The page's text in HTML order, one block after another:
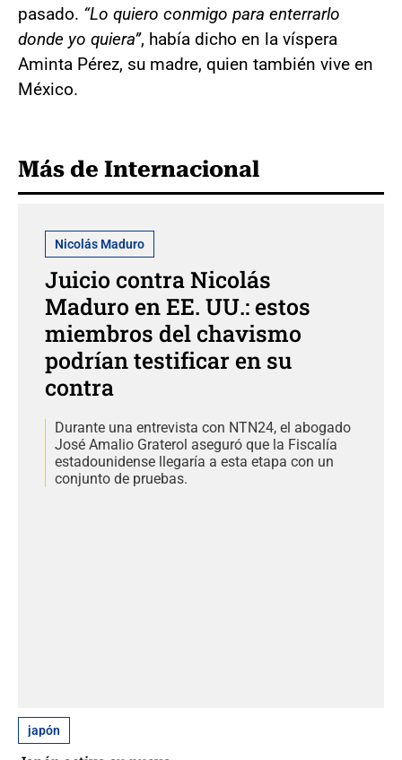
pasado. “Lo quiero conmigo para enterrarlo
donde yo quiera”, había dicho en la víspera
Aminta Pérez, su madre, quien también vive en
México.
Más de Internacional
Nicolás Maduro
Juicio contra Nicolás
Maduro en EE. UU.: estos
miembros del chavismo
podrían testificar en su
contra
Durante una entrevista con NTN24, el abogado
José Amalio Graterol aseguró que la Fiscalía
estadounidense llegaría a esta etapa con un
conjunto de pruebas.
japón